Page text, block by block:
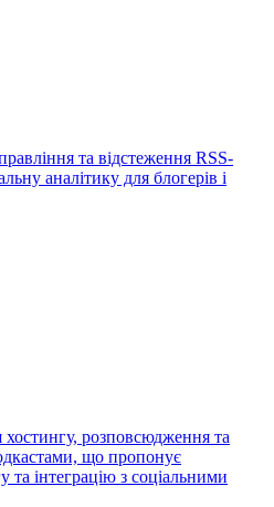
та відстеження RSS-
аналітику для блогерів і
розповсюдження та
що пропонує
інтеграцію з соціальними